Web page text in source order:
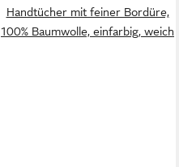
Handtücher mit feiner Bordüre,
100% Baumwolle, einfarbig, weich